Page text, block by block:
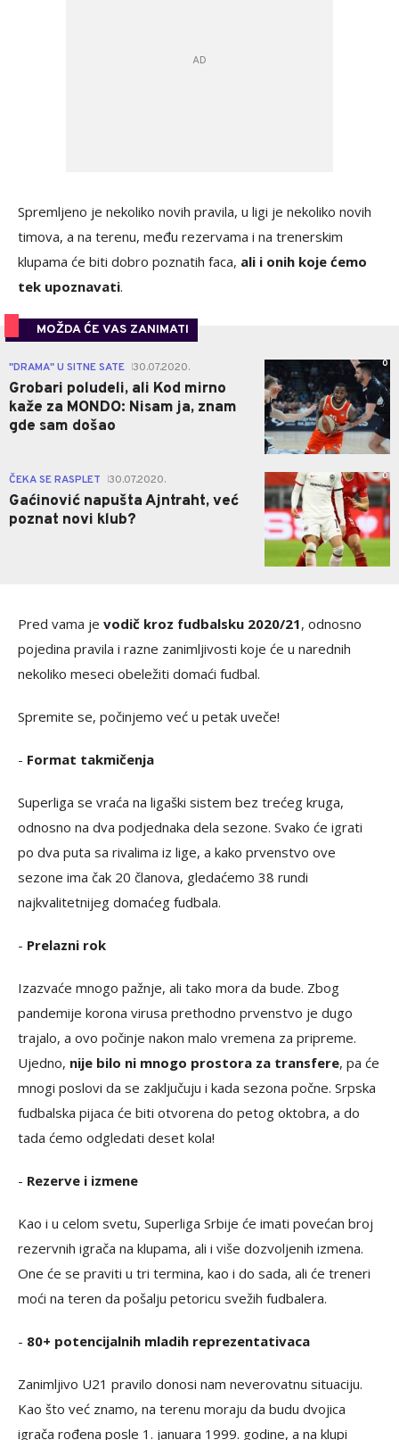
Spremljeno je nekoliko novih pravila, u ligi je nekoliko novih
timova, a na terenu, među rezervama i na trenerskim
klupama će biti dobro poznatih faca, ali i onih koje ćemo
tek upoznavati.
MOŽDA ĆE VAS ZANIMATI
"DRAMA" U SITNE SATE 30.07.2020.
Grobari poludeli, ali Kod mirno
kaže za MONDO: Nisam ja, znam
gde sam došao
0
ČEKA SE RASPLET 30.07.2020.
Gaćinović napušta Ajntraht, već
poznat novi klub?
0
Pred vama je vodič kroz fudbalsku 2020/21, odnosno
pojedina pravila i razne zanimljivosti koje će u narednih
nekoliko meseci obeležiti domaći fudbal.
Spremite se, počinjemo već u petak uveče!
- Format takmičenja
Superliga se vraća na ligaški sistem bez trećeg kruga,
odnosno na dva podjednaka dela sezone. Svako će igrati
po dva puta sa rivalima iz lige, a kako prvenstvo ove
sezone ima čak 20 članova, gledaćemo 38 rundi
najkvalitetnijeg domaćeg fudbala.
- Prelazni rok
Izazvaće mnogo pažnje, ali tako mora da bude. Zbog
pandemije korona virusa prethodno prvenstvo je dugo
trajalo, a ovo počinje nakon malo vremena za pripreme.
Ujedno, nije bilo ni mnogo prostora za transfere, pa će
mnogi poslovi da se zaključuju i kada sezona počne. Srpska
fudbalska pijaca će biti otvorena do petog oktobra, a do
tada ćemo odgledati deset kola!
- Rezerve i izmene
Kao i u celom svetu, Superliga Srbije će imati povećan broj
rezervnih igrača na klupama, ali i više dozvoljenih izmena.
One će se praviti u tri termina, kao i do sada, ali će treneri
moći na teren da pošalju petoricu svežih fudbalera.
- 80+ potencijalnih mladih reprezentativaca
Zanimljivo U21 pravilo donosi nam neverovatnu situaciju.
Kao što već znamo, na terenu moraju da budu dvojica
igrača rođena posle 1. januara 1999. godine, a na klupi